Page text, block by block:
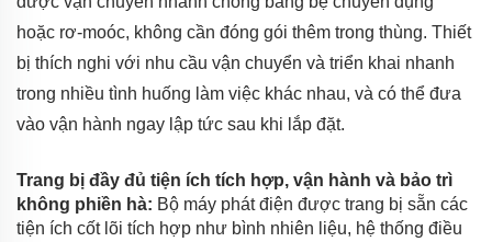
hoặc rơ-moóc, không cần đóng gói thêm trong thùng. Thiết
bị thích nghi với nhu cầu vận chuyển và triển khai nhanh
trong nhiều tình huống làm việc khác nhau, và có thể đưa
vào vận hành ngay lập tức sau khi lắp đặt.
Trang bị đầy đủ tiện ích tích hợp, vận hành và bảo trì
không phiền hà: Bộ máy phát điện được trang bị sẵn các
tiện ích cốt lõi tích hợp như bình nhiên liệu, hệ thống điều